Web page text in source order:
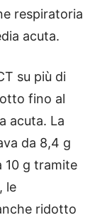
respiratoria
acuta.
su più di
fino al
acuta. La
da 8,4 g
10 g tramite
le
ridotto